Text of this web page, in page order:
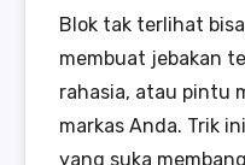
Blok tak terlihat
membuat jebakan
rahasia, atau pintu
markas Anda. Trik
yang suka